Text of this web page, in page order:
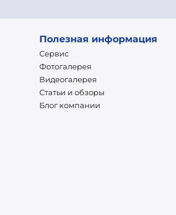
Полезная информация
Сервис
Фотогалерея
Видеогалерея
Статьи и обзоры
Блог компании